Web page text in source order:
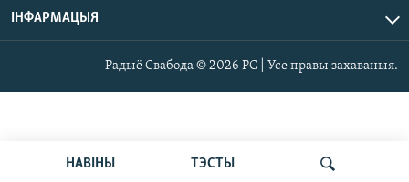
НАВІНЫ ТЭСТЫ
ІНФАРМАЦЫЯ
Радыё Свабода © 2026 РС | Усе правы захаваныя.